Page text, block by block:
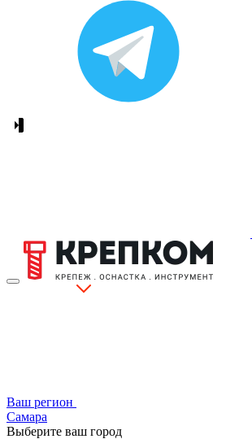
Ваш регион
Самара
Выберите ваш город